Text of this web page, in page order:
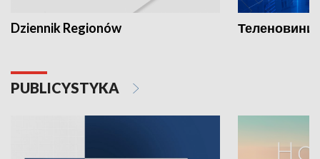
Dziennik Regionów Теленовини
PUBLICYSTYKA